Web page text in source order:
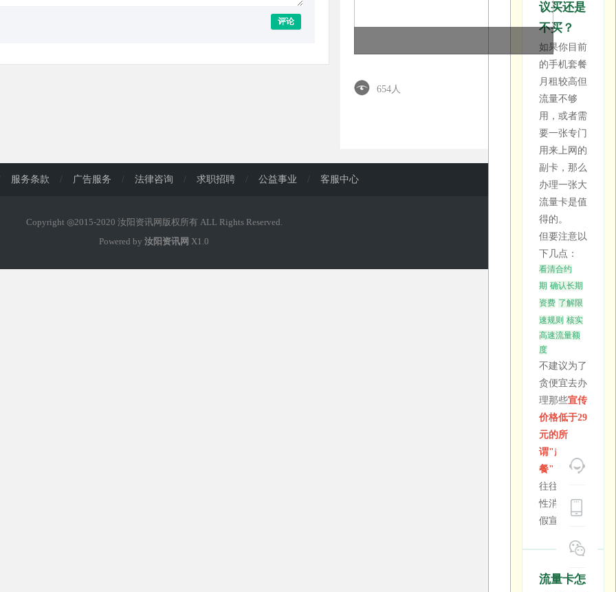
补贴后的结
果。补贴期
结束后，月
租会恢复到
正常价格
（通常在
39-59元之
间）。办理
前一定要看
清套餐的完
整资费说
明，不要只
看宣传价
格。
"无限流量
卡"不可能
存在
任何运营商
都不会提供
真正的"无
限流量"。
所有号称无
限流量的套
餐，都有达
量限速的规
则——当月
流量使用达
到一定额度
后，网速会
低。有些甚
至会在达到
并非真正无
限。建议仔
细阅读套餐
详情，关注
长期资费。
流量卡免
费申请入
口在哪
各大运营商
的官方
APP、官网
以及授权代
理平台都提
供免费申请
入口。"免
费申请"是
指免收卡费
和邮费，套
餐本身仍需
按月付费。
建议通过正
规渠道申
请，确保个
人信息安
全。
电话卡在
买才安
议买还是
不买？
如果你目前
的手机套餐
月租较高但
流量不够
用，或者需
要一张专门
用来上网的
副卡，那么
办理一张大
流量卡是值
得的。
但要注意以
下几点：
看清合约
期 确认长期
资费 了解限
速规则 核实
高速流量额
度
不建议为了
贪便宜去办
理那些宣传
价格低于29
元的所
谓"超值套
餐" ，这些
往往存在隐
性消费或虚
假宣传。
流量卡怎
评论
654人 往期回顾
服务条款 / 广告服务 / 法律咨询 / 求职招聘 / 公益事业 / 客服中心
Copyright ◎2015-2020 汝阳资讯网版权所有 ALL Rights Reserved.
Powered by 汝阳资讯网 X1.0